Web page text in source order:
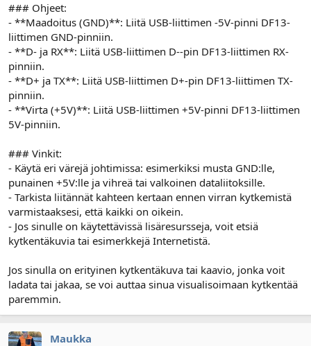
### Ohjeet:
- **Maadoitus (GND)**: Liitä USB-liittimen -5V-pinni DF13-
liittimen GND-pinniin.
- **D- ja RX**: Liitä USB-liittimen D--pin DF13-liittimen RX-
pinniin.
- **D+ ja TX**: Liitä USB-liittimen D+-pin DF13-liittimen TX-
pinniin.
- **Virta (+5V)**: Liitä USB-liittimen +5V-pinni DF13-liittimen
5V-pinniin.
### Vinkit:
- Käytä eri värejä johtimissa: esimerkiksi musta GND:lle,
punainen +5V:lle ja vihreä tai valkoinen dataliitoksille.
- Tarkista liitännät kahteen kertaan ennen virran kytkemistä
varmistaaksesi, että kaikki on oikein.
- Jos sinulle on käytettävissä lisäresursseja, voit etsiä
kytkentäkuvia tai esimerkkejä Internetistä.
Jos sinulla on erityinen kytkentäkuva tai kaavio, jonka voit
ladata tai jakaa, se voi auttaa sinua visualisoimaan kytkentää
paremmin.
Maukka